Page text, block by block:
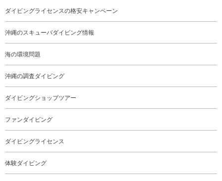
ダイビングライセンスの格安キャンペーン
沖縄のスキューバダイビング情報
海の環境問題
沖縄の調査ダイビング
ダイビングショップツアー
ファンダイビング
ダイビングライセンス
体験ダイビング